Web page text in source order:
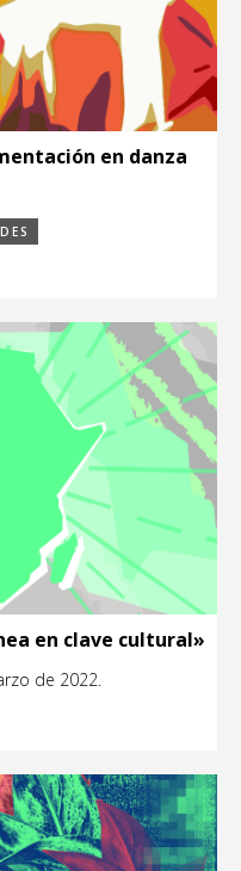
en danza
en clave cultural»
de 2022.